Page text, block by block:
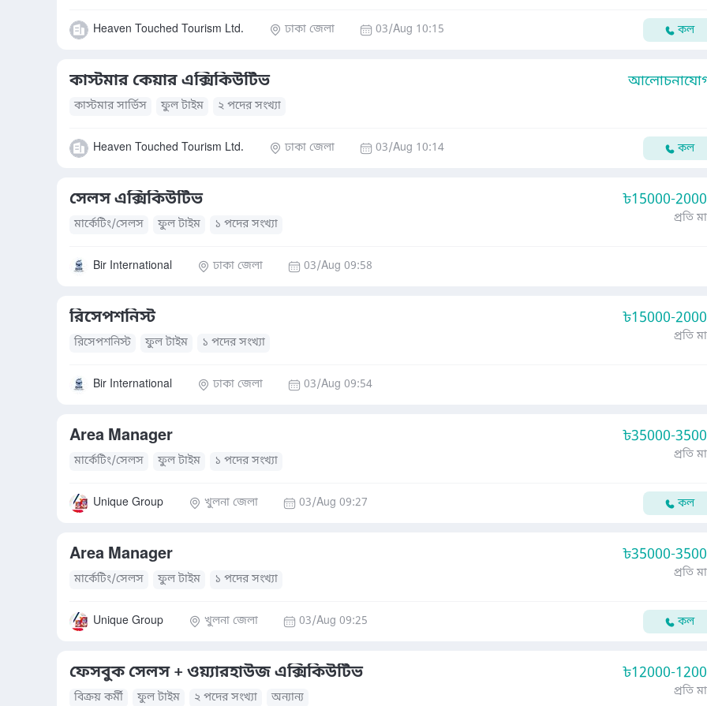
Heaven Touched Tourism Ltd. ঢাকা জেলা 03/Aug 10:15 কল
কাস্টমার কেয়ার এক্সিকিউটিভ
কাস্টমার সার্ভিস ফুল টাইম ২ পদের সংখ্যা
Heaven Touched Tourism Ltd. ঢাকা জেলা 03/Aug 10:14 কল
সেলস এক্সিকিউটিভ ৳15000-
মার্কেটিং/সেলস ফুল টাইম ১ পদের সংখ্যা প্রতি
Bir International ঢাকা জেলা 03/Aug 09:58
রিসেপশনিস্ট ৳15000-
রিসেপশনিস্ট ফুল টাইম ১ পদের সংখ্যা প্রতি
Bir International ঢাকা জেলা 03/Aug 09:54
Area Manager ৳35000-
মার্কেটিং/সেলস ফুল টাইম ১ পদের সংখ্যা প্রতি
Unique Group খুলনা জেলা 03/Aug 09:27 কল
Area Manager ৳35000-
মার্কেটিং/সেলস ফুল টাইম ১ পদের সংখ্যা প্রতি
Unique Group খুলনা জেলা 03/Aug 09:25 কল
ফেসবুক সেলস + ওয়্যারহাউজ এক্সিকিউটিভ ৳12000-
বিক্রয় কর্মী ফুল টাইম ২ পদের সংখ্যা অন্যান্য প্রতি